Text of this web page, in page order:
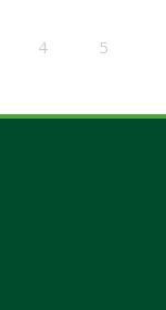
4 5